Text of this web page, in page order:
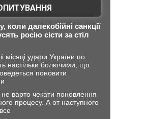
коли далекобійні санкції
росію сісти за стіл
місяці удари України по
настільки болючими, що
поновити
не варто чекати поновлення
процесу. А от наступного